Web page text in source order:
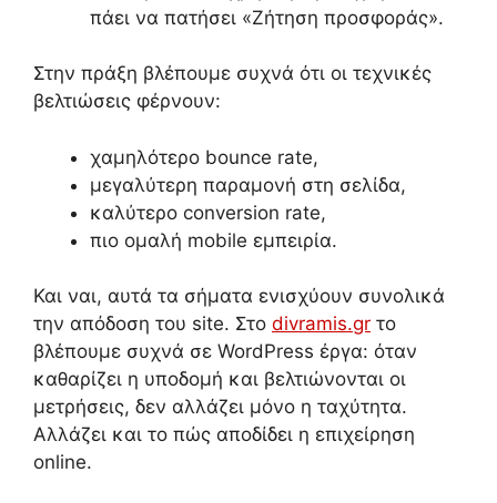
πάει να πατήσει «Ζήτηση προσφοράς».
Στην πράξη βλέπουμε συχνά ότι οι τεχνικές
βελτιώσεις φέρνουν:
χαμηλότερο bounce rate,
μεγαλύτερη παραμονή στη σελίδα,
καλύτερο conversion rate,
πιο ομαλή mobile εμπειρία.
Και ναι, αυτά τα σήματα ενισχύουν συνολικά
την απόδοση του site. Στο divramis.gr το
βλέπουμε συχνά σε WordPress έργα: όταν
καθαρίζει η υποδομή και βελτιώνονται οι
μετρήσεις, δεν αλλάζει μόνο η ταχύτητα.
Αλλάζει και το πώς αποδίδει η επιχείρηση
online.